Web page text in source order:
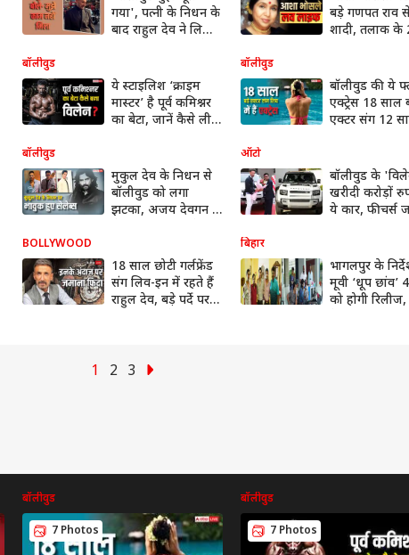
गया', पत्नी के निधन के
बाद राहुल देव ने लिया
बड़े गणपत राव
शादी, तलाक के
बॉलीवुड
ये स्टाइलिश ‘क्राइम
मास्टर’ है पूर्व कमिश्नर
का बेटा, जानें कैसे ली
बॉलीवुड
बॉलीवुड की ये
एक्ट्रेस 18 साल
एक्टर संग 12
बॉलीवुड
मुकुल देव के निधन से
बॉलीवुड को लगा
झटका, अजय देवगन से
ऑटो
बॉलीवुड के
खरीदी करोड़ों
ये कार, फीचर्स
BOLLYWOOD
18 साल छोटी गर्लफ्रेंड
संग लिव-इन में रहते हैं
राहुल देव, बड़े पर्दे पर
बिहार
भागलपुर के
मूवी ‘धूप छांव’
को होगी रिलीज,
1 2 3
बॉलीवुड
7 Photos
बॉलीवुड
7 Photos